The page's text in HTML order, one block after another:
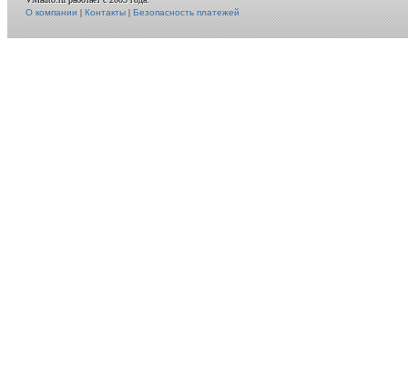
О компании|Контакты|Безопасность платежей